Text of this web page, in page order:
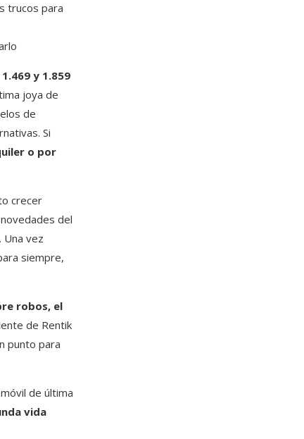
trucos para
1.469 y 1.859
joya de
de
Si
o por
crecer
del
vez
siempre,
robos, el
de Rentik
punto para
de última
vida